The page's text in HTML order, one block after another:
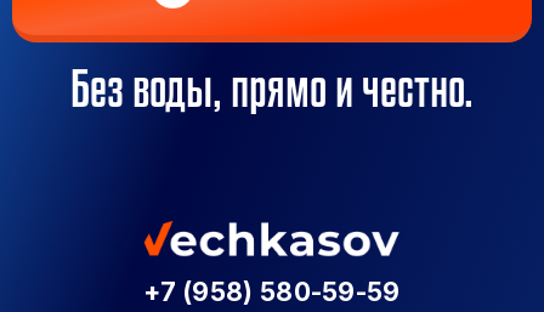
Без воды, прямо и честно.
+7 (958) 580-59-59